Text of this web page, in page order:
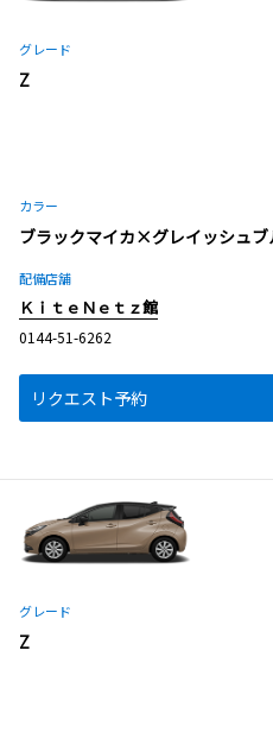
グレード
Z
カラー
ブラックマイカ×グレイッシュブ
配備店舗
ＫｉｔｅＮｅｔｚ館
0144-51-6262
リクエスト予約
グレード
Z